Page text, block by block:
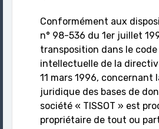
Conformément aux
n° 98-536 du 1er juillet
transposition dans le
intellectuelle de la
11 mars 1996, concernant
juridique des bases de
société « TISSOT » est
propriétaire de tout ou